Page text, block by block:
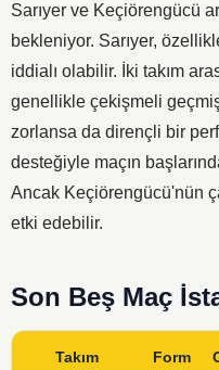
Sarıyer ve Keçiörengücü
bekleniyor. Sarıyer,
iddialı olabilir. İki takım
genellikle çekişmeli
zorlansa da dirençli bir
desteğiyle maçın
Ancak Keçiörengücü'nün
etki edebilir.
Son Beş Maç
Takım Form